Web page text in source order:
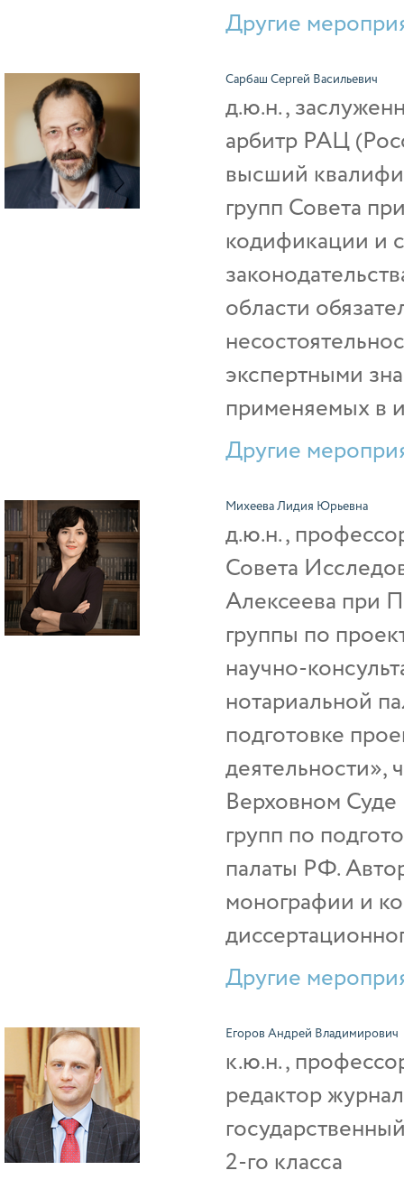
Другие
Сарбаш Сергей Васильевич
д.ю.н.,
арбитр РАЦ
высший
групп Совета
кодификации и
области
экспертными
применяемых в
Другие
Михеева Лидия Юрьевна
д.ю.н.,
Совета
Алексеева при
группы по
научно-
нотариальной
подготовке
деятельности»,
Верховном
групп по
палаты РФ.
монографии и
Другие
Егоров Андрей Владимирович
к.ю.н.,
редактор
2-го класса